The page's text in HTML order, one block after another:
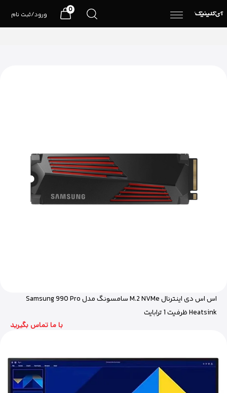
ورود/ثبت نام
0
اس اس دی اینترنال M.2 NVMe سامسونگ مدل Samsung 990 Pro
Heatsink ظرفیت 1 ترابایت
با ما تماس بگیرید